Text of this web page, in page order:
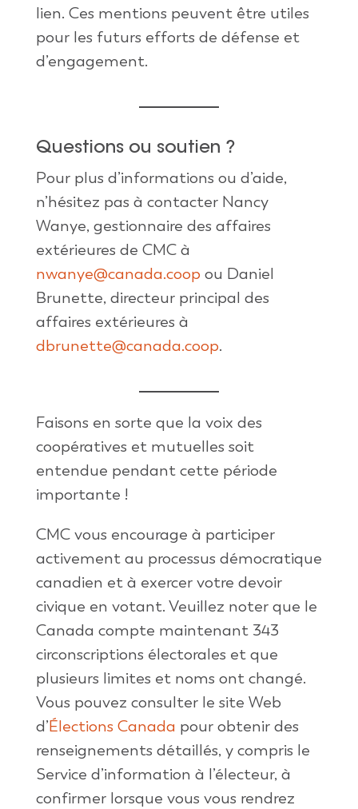
lien. Ces mentions peuvent être utiles
pour les futurs efforts de défense et
d’engagement.
Questions ou soutien ?
Pour plus d’informations ou d’aide,
n’hésitez pas à contacter Nancy
Wanye, gestionnaire des affaires
extérieures de CMC à
nwanye@canada.coop ou Daniel
Brunette, directeur principal des
affaires extérieures à
dbrunette@canada.coop.
Faisons en sorte que la voix des
coopératives et mutuelles soit
entendue pendant cette période
importante !
CMC vous encourage à participer
activement au processus démocratique
canadien et à exercer votre devoir
civique en votant. Veuillez noter que le
Canada compte maintenant 343
circonscriptions électorales et que
plusieurs limites et noms ont changé.
Vous pouvez consulter le site Web
d’Élections Canada pour obtenir des
renseignements détaillés, y compris le
Service d’information à l’électeur, à
confirmer lorsque vous vous rendrez